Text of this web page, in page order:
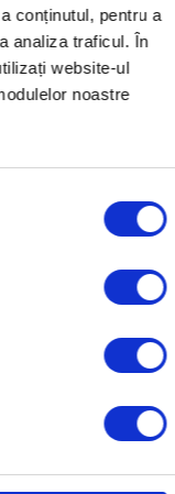
conținutul, pentru a
analiza traficul. În
website-ul
noastre
...m
cu
...t